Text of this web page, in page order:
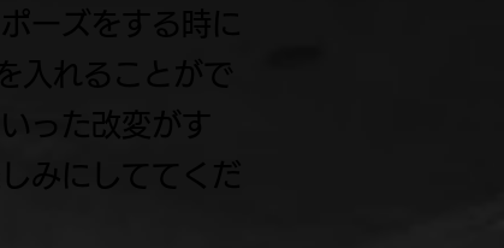
ーズをする時に
った改変がす
みにしててくだ